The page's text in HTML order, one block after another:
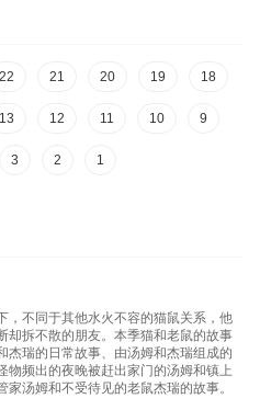
22 21 20 19 18
13 12 11 10 9
3 2 1
，不同于其他水火不容的猫鼠关系，他
却拆不散的朋友。本季猫和老鼠的故事
杰瑞的日常故事、由汤姆和杰瑞组成的
物频出的夜晚被赶出家门的汤姆和镇上
汤姆和不受待见的老鼠杰瑞的故事。